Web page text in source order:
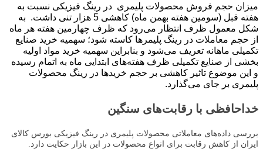
میزان حجم فروش محصولات پلیمری در رینگ فیزیکی نسبت به
هفته قبل (سومین هفته بهمن ماه) کاهشی 5 هزار تنی داشت. به
شکل معمول ظرف انتظار می‌رود که ظرف چهارمین هفته هر ماه
از حجم معاملات در رینگ پلیمرها کاسته شود؛ سهمیه خرید صنایع
تکمیلی ماهانه تعریف می‌شود و بنابراین سهمیه خرید مواد اولیه
بخشی از صنایع تکمیلی ظرف هفته‌های ابتدایی ماه به اتمام رسیده
و این موضوع تاثیر کاهشی بر حجم خریدها در رینگ محصولات
پلیمری بر جای می‌گذارد.
خداحافظی با رقابت‌های سنگین
بررسی داده‌های معاملاتی محصولات پلیمری در رینگ فیزیکی بورس کالای
ایران از کاهش رقابت برای انواع محصولات در این بازار حکایت دارد.